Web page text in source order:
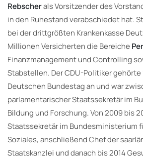
Rebscherals Vorsitzender des
in den Ruhestand verabschiedet hat.
bei der drittgrößten Krankenkasse
Millionen Versicherten die Bereiche
Finanzmanagement und Controlling
Stabstellen. Der CDU-Politiker gehörte
Deutschen Bundestag an und war
parlamentarischer Staatssekretär im
Bildung und Forschung. Von 2009 bis
Staatssekretär im Bundesministerium
Soziales, anschließend Chef der
Staatskanzlei und danach bis 2014